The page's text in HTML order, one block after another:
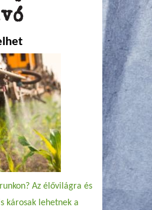
Az élővilágra és
károsak lehetnek a